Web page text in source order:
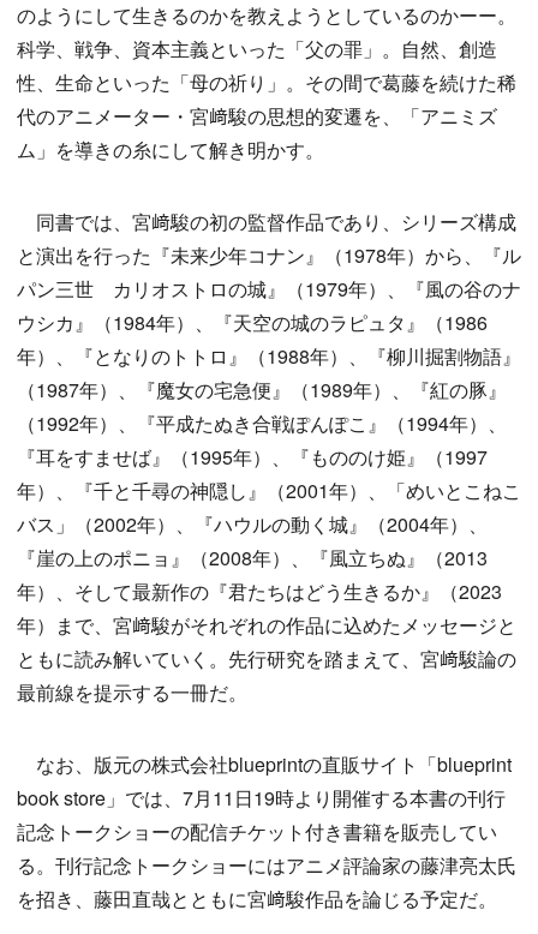
のようにして生きるのかを教えようとしているのかーー。
科学、戦争、資本主義といった「父の罪」。自然、創造
性、生命といった「母の祈り」。その間で葛藤を続けた稀
代のアニメーター・宮﨑駿の思想的変遷を、「アニミズ
ム」を導きの糸にして解き明かす。
同書では、宮﨑駿の初の監督作品であり、シリーズ構成
と演出を行った『未来少年コナン』（1978年）から、『ル
パン三世 カリオストロの城』（1979年）、『風の谷のナ
ウシカ』（1984年）、『天空の城のラピュタ』（1986
年）、『となりのトトロ』（1988年）、『柳川掘割物語』
（1987年）、『魔女の宅急便』（1989年）、『紅の豚』
（1992年）、『平成たぬき合戦ぽんぽこ』（1994年）、
『耳をすませば』（1995年）、『もののけ姫』（1997
年）、『千と千尋の神隠し』（2001年）、「めいとこねこ
バス」（2002年）、『ハウルの動く城』（2004年）、
『崖の上のポニョ』（2008年）、『風立ちぬ』（2013
年）、そして最新作の『君たちはどう生きるか』（2023
年）まで、宮﨑駿がそれぞれの作品に込めたメッセージと
ともに読み解いていく。先行研究を踏まえて、宮﨑駿論の
最前線を提示する一冊だ。
なお、版元の株式会社blueprintの直販サイト「blueprint
book store」では、7月11日19時より開催する本書の刊行
記念トークショーの配信チケット付き書籍を販売してい
る。刊行記念トークショーにはアニメ評論家の藤津亮太氏
を招き、藤田直哉とともに宮﨑駿作品を論じる予定だ。